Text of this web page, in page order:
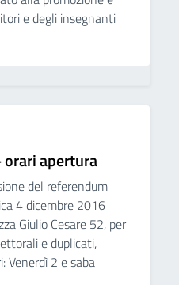
e degli insegnanti
apertura
del referendum
4 dicembre 2016
Giulio Cesare 52, per
e duplicati,
Venerdì 2 e saba